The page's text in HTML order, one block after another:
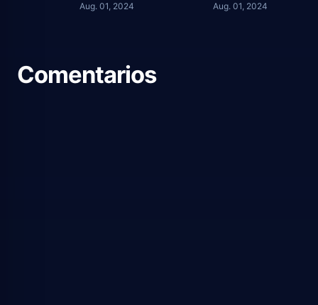
Aug. 01, 2024 Aug. 01, 2024
Comentarios